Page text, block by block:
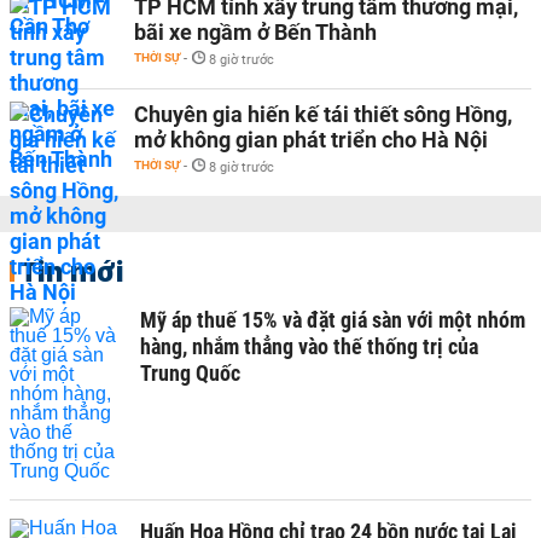
TP HCM tính xây trung tâm thương mại,
bãi xe ngầm ở Bến Thành
THỜI SỰ - 8 giờ trước
Chuyên gia hiến kế tái thiết sông Hồng,
mở không gian phát triển cho Hà Nội
THỜI SỰ - 8 giờ trước
Tin mới
Mỹ áp thuế 15% và đặt giá sàn với một nhóm
hàng, nhắm thẳng vào thế thống trị của
Trung Quốc
Huấn Hoa Hồng chỉ trao 24 bồn nước tại Lai